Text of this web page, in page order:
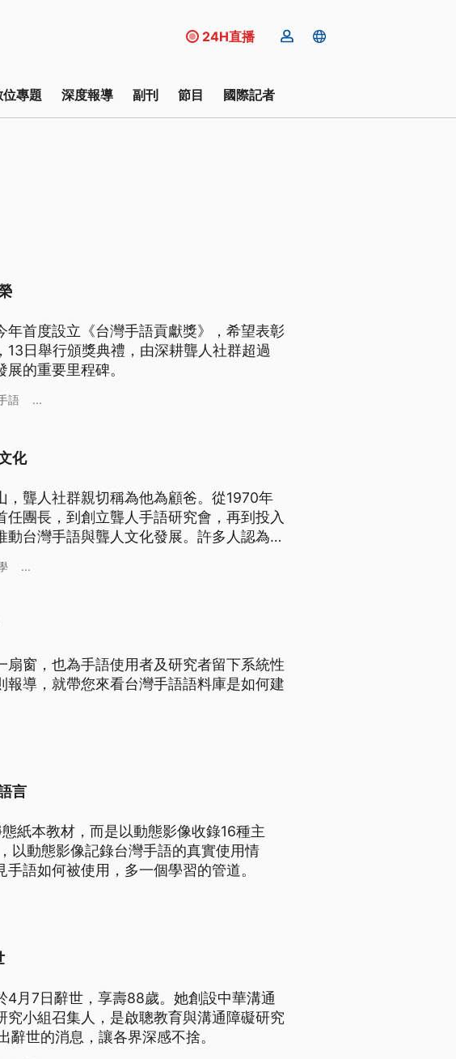
24H直播
位專題 深度報導 副刊 節目 國際記者
首度設立《台灣手語貢獻獎》，希望表彰
日舉行頒獎典禮，由深耕聾人社群超過
的重要里程碑。
語 ...
化
聾人社群親切稱為他為顧爸。從1970年
團長，到創立聾人手語研究會，再到投入
台灣手語與聾人文化發展。許多人認為，
...
窗，也為手語使用者及研究者留下系統性
導，就帶您來看台灣手語語料庫是如何建
言
紙本教材，而是以動態影像收錄16種主
以動態影像記錄台灣手語的真實使用情
語如何被使用，多一個學習的管道。
月7日辭世，享壽88歲。她創設中華溝通
小組召集人，是啟聰教育與溝通障礙研究
世的消息，讓各界深感不捨。